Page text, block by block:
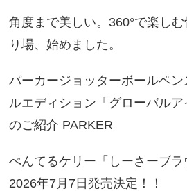
角度まで美しい。360°で楽し
り場、始めました。
パーカージョッターボールペン
ルエディション「グローバルア
のご紹介 PARKER
ぺんてるケリー「しーさーブラ
2026年7月7日発売決定！！